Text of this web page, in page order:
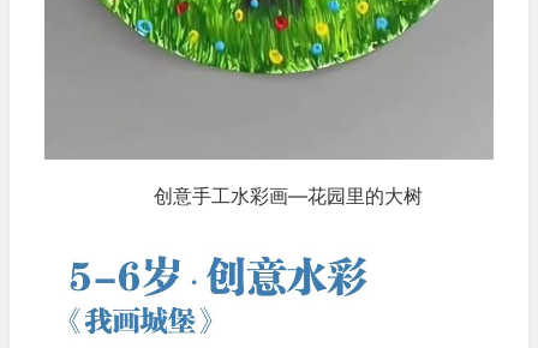
创意手工水彩画—花园里的大树